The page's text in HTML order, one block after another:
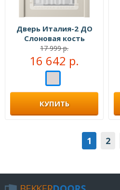
Дверь Италия-2 ДО
Слоновая кость
17 999 р.
16 642 р.
КУПИТЬ
1 2